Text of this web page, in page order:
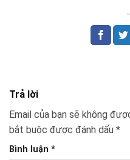
Trả lời
Email của bạn sẽ không
bắt buộc được đánh dấu *
Bình luận *